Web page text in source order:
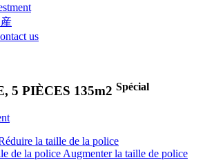
us
5 PIÈCES 135m2 Spécial
la taille de la police
Augmenter la taille de police